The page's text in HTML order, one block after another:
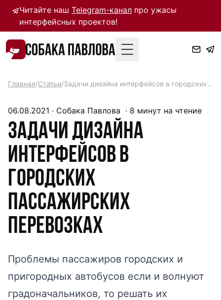
Читайте нашTelegram-канал про ужасы
интерфейсных проектов!
Toggle Menu
Главная/Статьи/ Задачи дизайна интерфейсов в городских пассажирских перевозках
06.08.2021 · Собака Павлова · 8 минут на чтение
Задачи дизайна
интерфейсов в
городских
пассажирских
перевозках
Проблемы пассажиров городских и
пригородных автобусов если и волнуют
градоначальников, то решать их